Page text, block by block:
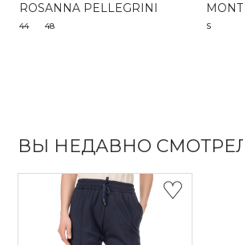
ROSANNA PELLEGRINI
44 48 S
ВЫ НЕДАВНО